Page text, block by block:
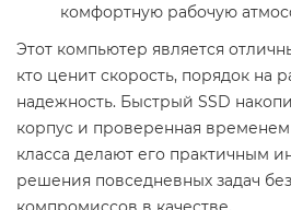
комфортную рабочую
Этот компьютер является
кто ценит скорость, порядок на
надежность. Быстрый SSD
корпус и проверенная
класса делают его практичным
решения повседневных задач